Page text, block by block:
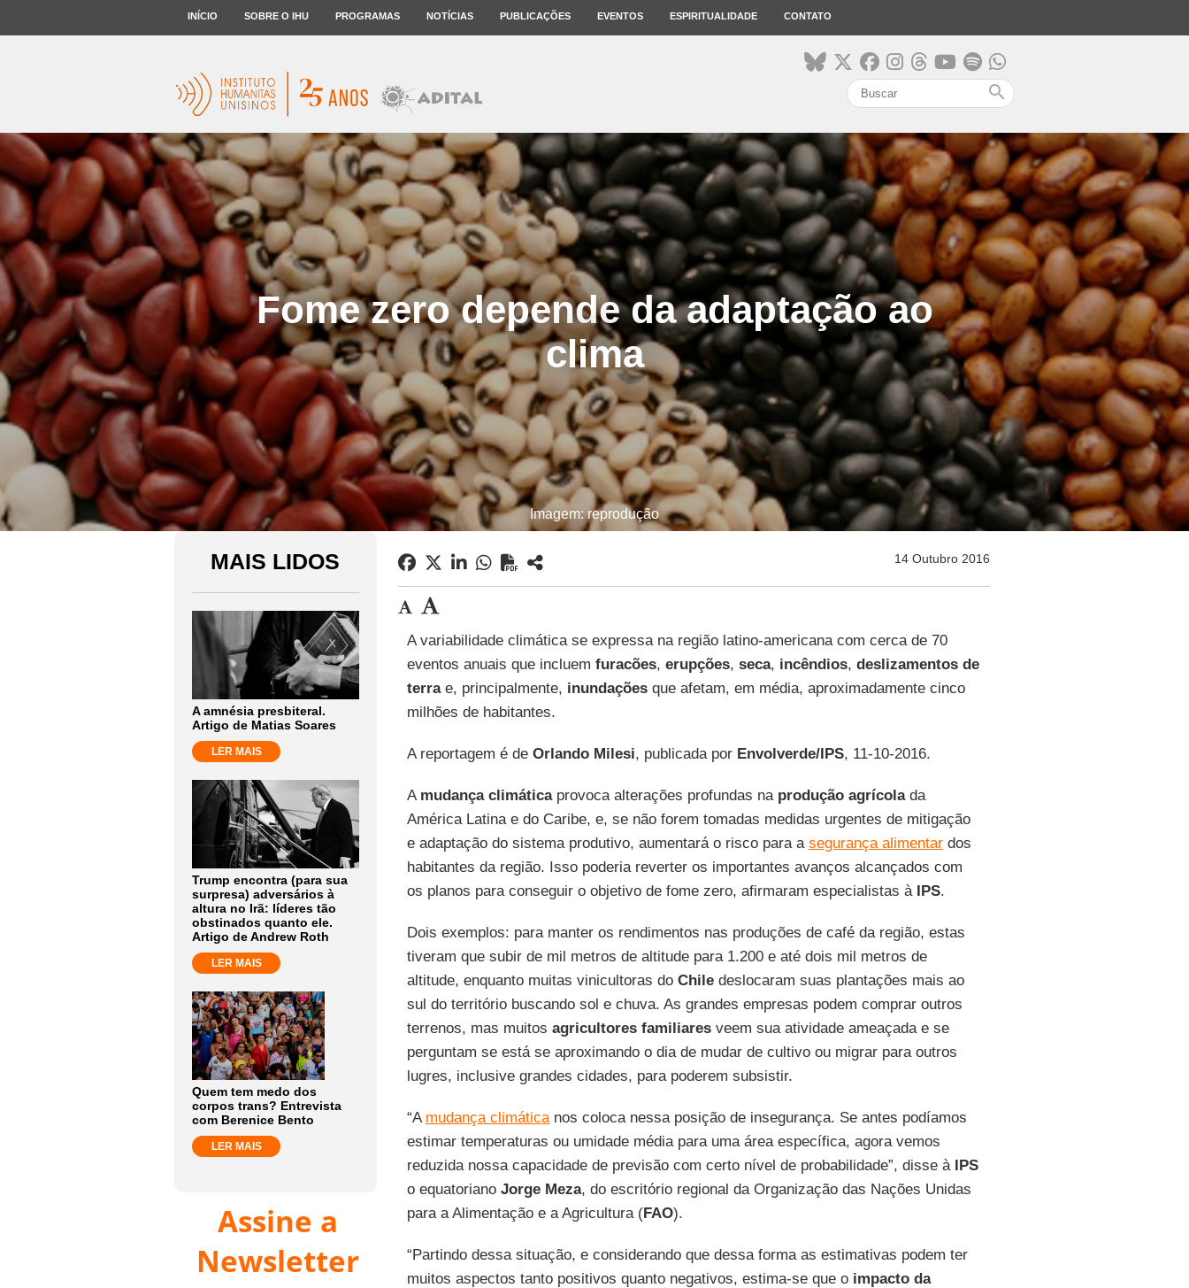
INÍCIO SOBRE O IHU PROGRAMAS NOTÍCIAS PUBLICAÇÕES EVENTOS ESPIRITUALIDADE CONTATO
search
Fome zero depende da adaptação ao
clima
Imagem: reprodução
MAIS LIDOS
A amnésia presbiteral.
Artigo de Matias Soares
LER MAIS
Trump encontra (para sua
surpresa) adversários à
altura no Irã: líderes tão
obstinados quanto ele.
Artigo de Andrew Roth
LER MAIS
Quem tem medo dos
corpos trans? Entrevista
com Berenice Bento
LER MAIS
Assine a
Newsletter
14 Outubro 2016
A variabilidade climática se expressa na região latino-americana com cerca de 70
eventos anuais que incluem furacões, erupções, seca, incêndios, deslizamentos de
terrae, principalmente, inundaçõesque afetam, em média, aproximadamente cinco
milhões de habitantes.
A reportagem é de Orlando Milesi, publicada por Envolverde/IPS, 11-10-2016.
A mudança climáticaprovoca alterações profundas na produção agrícolada
América Latina e do Caribe, e, se não forem tomadas medidas urgentes de mitigação
e adaptação do sistema produtivo, aumentará o risco para a segurança alimentardos
habitantes da região. Isso poderia reverter os importantes avanços alcançados com
os planos para conseguir o objetivo de fome zero, afirmaram especialistas à IPS.
Dois exemplos: para manter os rendimentos nas produções de café da região, estas
tiveram que subir de mil metros de altitude para 1.200 e até dois mil metros de
altitude, enquanto muitas vinicultoras do Chiledeslocaram suas plantações mais ao
sul do território buscando sol e chuva. As grandes empresas podem comprar outros
terrenos, mas muitos agricultores familiaresveem sua atividade ameaçada e se
perguntam se está se aproximando o dia de mudar de cultivo ou migrar para outros
lugres, inclusive grandes cidades, para poderem subsistir.
“A mudança climáticanos coloca nessa posição de insegurança. Se antes podíamos
estimar temperaturas ou umidade média para uma área específica, agora vemos
reduzida nossa capacidade de previsão com certo nível de probabilidade”, disse à IPS
o equatoriano Jorge Meza, do escritório regional da Organização das Nações Unidas
para a Alimentação e a Agricultura (FAO).
“Partindo dessa situação, e considerando que dessa forma as estimativas podem ter
muitos aspectos tanto positivos quanto negativos, estima-se que oimpacto da